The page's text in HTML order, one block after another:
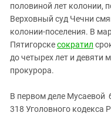
половиной лет колонии,
Верховный суд Чечни
колонии‑поселения. В
Пятигорскесократил
до четырех лет и девяти
прокурора.
В первом деле Мусаевой
318 Уголовного кодекса